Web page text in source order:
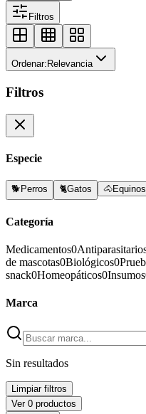
Filtros
Ordenar: Relevancia
Filtros
Especie
🐕 Perros 🐈Gatos 🐴Equinos
Categoría
Medicamentos0
de mascotas0Biológicos0
snack0Homeopáticos0Insumos
Marca
Sin resultados
Limpiar filtros
Ver 0 productos